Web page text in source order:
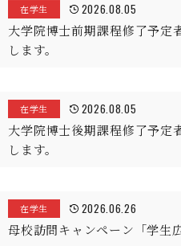
在学生 2026.08.05
大学院博士前期課程修了予定
します。
在学生 2026.08.05
大学院博士後期課程修了予定
します。
在学生 2026.06.26
母校訪問キャンペーン「学生